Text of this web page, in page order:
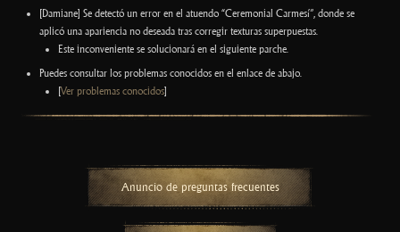
[Damiane] Se detectó un error en el atuendo “Ceremonial Carmesí”, donde se
aplicó una apariencia no deseada tras corregir texturas superpuestas.
Este inconveniente se solucionará en el siguiente parche.
Puedes consultar los problemas conocidos en el enlace de abajo.
[Ver problemas conocidos]
Anuncio de preguntas frecuentes